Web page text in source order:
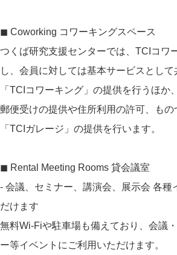
◼︎ Coworking コワーキングスペース
つくば研究支援センターでは、TCIコワ
し、会員に対しては基本サービスとし
「TCIコワーキング」の提供を行うほか
郵便受けの提供や住所利用の許可、も
「TCIガレージ」の提供を行います。
◼︎ Rental Meeting Rooms 貸会議室
- 会議、セミナー、講演会、展示会 各種
だけます
無料Wi-Fiや駐車場も備えており、会議
ー等イベントにご利用いただけます。